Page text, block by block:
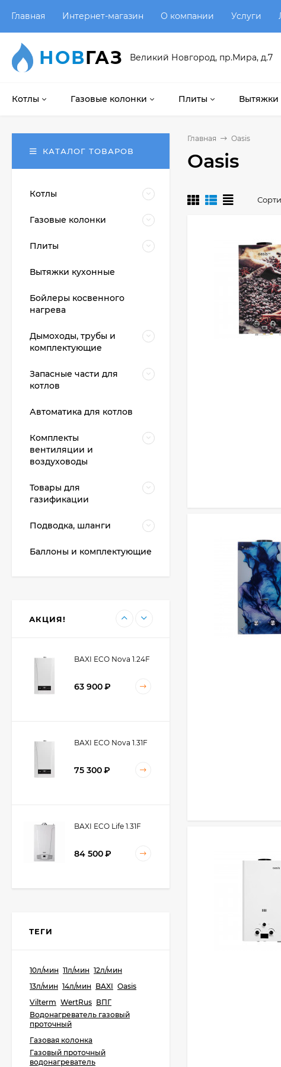
Главная Интернет-магазин О компании Услуги
НОВГАЗ Великий Новгород, пр.Мира, д.7
Котлы Газовые колонки Плиты Вытяжки
Главная Oasis
Oasis
КАТАЛОГ ТОВАРОВ
Котлы
Газовые колонки
Плиты
Вытяжки кухонные
Бойлеры косвенного
нагрева
Дымоходы, трубы и
комплектующие
Запасные части для
котлов
Автоматика для котлов
Комплекты
вентиляции и
воздуховоды
Товары для
газификации
Подводка, шланги
Баллоны и комплектующие
АКЦИЯ!
BAXI ECO Life 1.14F
62 700
60 400
BAXI ECO Life 1.24F
60 900 ₽
BAXI ECO Nova 1.24F
63 900₽
BAXI ECO Nova 1.31F
75 300₽
BAXI ECO Life 1.31F
84 500₽
85 500 ₽
ТЕГИ
10л/мин 11л/мин 12л/мин
13л/мин 14л/мин BAXI Oasis
Vilterm WertRus ВПГ
Водонагреватель газовый
проточный
Газовая колонка
Газовый проточный
водонагреватель